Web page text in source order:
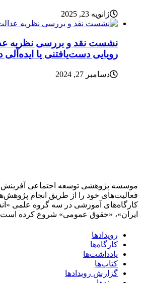
ژانویه 23, 2025
نشست نقد و بررسی نظریه
رویایی دست‌یافتنی یا
دسامبر 27, 2024
فعالیت‌های خود را از طریق انجام
کارگاه‌های آموزشی در سه گروه علمی
ایران»، «حقوق عمومی» شروع کرده
رویدادها
کارگاه‌ها
یادداشت‌ها
کتاب‌ها
گزارش رویدادها